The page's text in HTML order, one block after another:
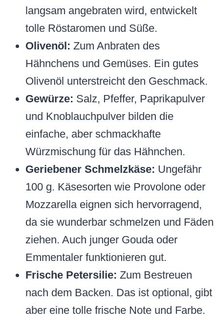
langsam angebraten wird, entwickelt
tolle Röstaromen und Süße.
Olivenöl: Zum Anbraten des
Hähnchens und Gemüses. Ein gutes
Olivenöl unterstreicht den Geschmack.
Gewürze: Salz, Pfeffer, Paprikapulver
und Knoblauchpulver bilden die
einfache, aber schmackhafte
Würzmischung für das Hähnchen.
Geriebener Schmelzkäse: Ungefähr
100 g. Käsesorten wie Provolone oder
Mozzarella eignen sich hervorragend,
da sie wunderbar schmelzen und Fäden
ziehen. Auch junger Gouda oder
Emmentaler funktionieren gut.
Frische Petersilie: Zum Bestreuen
nach dem Backen. Das ist optional, gibt
aber eine tolle frische Note und Farbe.